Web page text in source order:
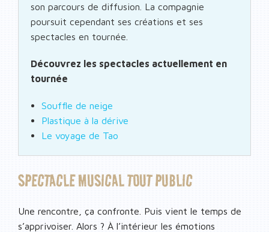
son parcours de diffusion. La compagnie
poursuit cependant ses créations et ses
spectacles en tournée.
Découvrez les spectacles actuellement en
tournée
Souffle de neige
Plastique à la dérive
Le voyage de Tao
SPECTACLE MUSICAL TOUT PUBLIC
Une rencontre, ça confronte. Puis vient le temps de
s’apprivoiser. Alors ? À l’intérieur les émotions